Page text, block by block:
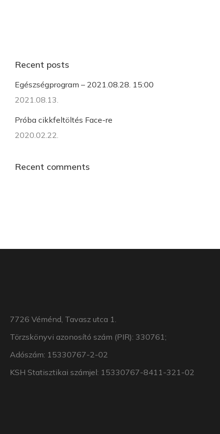
Recent posts
Egészségprogram – 2021.08.28. 15:00
2021.08.13.
Próba cikkfeltöltés Face-re
2020.02.22.
Recent comments
7726 Véménd, Tavasz utca 1.
Törzskönyvi azonosító szám (PIR): 330761;
Adószám: 15330767-2-02
KSH Statisztikai számjel: 15330767-8411-321-02